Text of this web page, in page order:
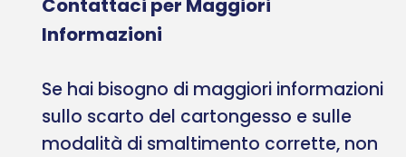
Contattaci per Maggiori
Informazioni
Se hai bisogno di maggiori informazioni
sullo scarto del cartongesso e sulle
modalità di smaltimento corrette, non